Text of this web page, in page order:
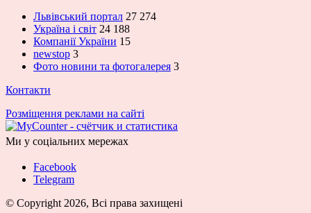
Львівський портал 27 274
Україна і світ 24 188
Компанії України 15
newstop 3
Фото новини та фотогалерея 3
Контакти
Розміщення реклами на сайті
Ми у соціальних мережах
Facebook
Telegram
© Copyright 2026, Всі права захищені